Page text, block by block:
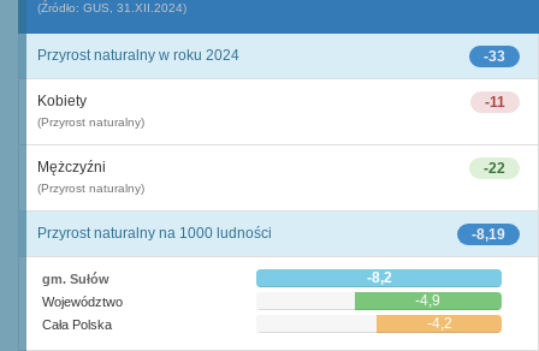
(Źródło: GUS, 31.XII.2024)
-33
Przyrost naturalny w roku 2024
-11
Kobiety
(Przyrost naturalny)
-22
Mężczyźni
(Przyrost naturalny)
-8,19
Przyrost naturalny na 1000 ludności
gm. Sułów -8,2
Województwo -4,9
Cała Polska -4,2